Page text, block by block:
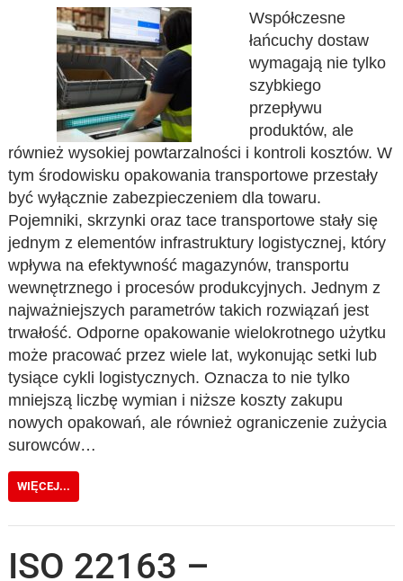
Współczesne
łańcuchy dostaw
wymagają nie tylko
szybkiego
przepływu
produktów, ale
również wysokiej powtarzalności i kontroli kosztów. W
tym środowisku opakowania transportowe przestały
być wyłącznie zabezpieczeniem dla towaru.
Pojemniki, skrzynki oraz tace transportowe stały się
jednym z elementów infrastruktury logistycznej, który
wpływa na efektywność magazynów, transportu
wewnętrznego i procesów produkcyjnych. Jednym z
najważniejszych parametrów takich rozwiązań jest
trwałość. Odporne opakowanie wielokrotnego użytku
może pracować przez wiele lat, wykonując setki lub
tysiące cykli logistycznych. Oznacza to nie tylko
mniejszą liczbę wymian i niższe koszty zakupu
nowych opakowań, ale również ograniczenie zużycia
surowców…
WIĘCEJ...
ISO 22163 –